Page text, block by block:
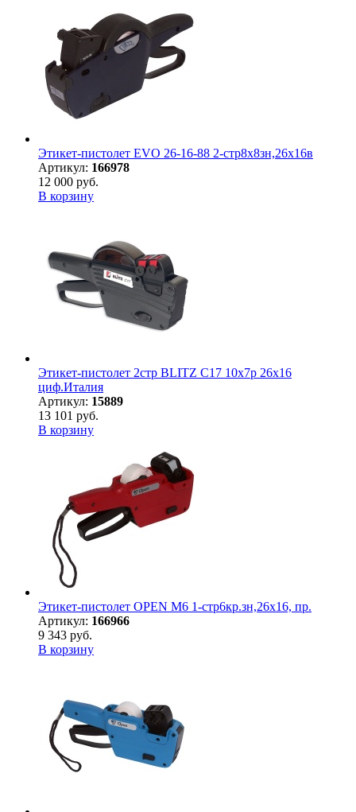
Этикет-пистолет EVO 26-16-88 2-стр8х8зн,26х16в
Артикул: 166978
12 000 руб.
В корзину
Этикет-пистолет 2стр BLITZ C17 10х7р 26х16
циф.Италия
Артикул: 15889
13 101 руб.
В корзину
Этикет-пистолет OPEN M6 1-стр6кр.зн,26х16, пр.
Артикул: 166966
9 343 руб.
В корзину